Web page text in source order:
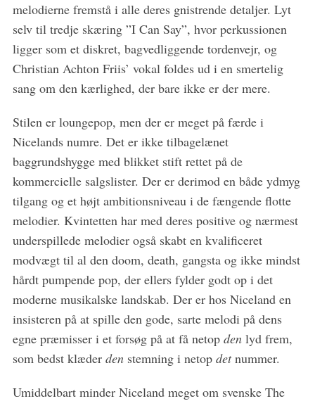
melodierne fremstå i alle deres gnistrende detaljer. Lyt
selv til tredje skæring ”I Can Say”, hvor perkussionen
ligger som et diskret, bagvedliggende tordenvejr, og
Christian Achton Friis’ vokal foldes ud i en smertelig
sang om den kærlighed, der bare ikke er der mere.
Stilen er loungepop, men der er meget på færde i
Nicelands numre. Det er ikke tilbagelænet
baggrundshygge med blikket stift rettet på de
kommercielle salgslister. Der er derimod en både ydmyg
tilgang og et højt ambitionsniveau i de fængende flotte
melodier. Kvintetten har med deres positive og nærmest
underspillede melodier også skabt en kvalificeret
modvægt til al den doom, death, gangsta og ikke mindst
hårdt pumpende pop, der ellers fylder godt op i det
moderne musikalske landskab. Der er hos Niceland en
insisteren på at spille den gode, sarte melodi på dens
egne præmisser i et forsøg på at få netop denlyd frem,
som bedst klæder denstemning i netop detnummer.
Umiddelbart minder Niceland meget om svenske The
r
c
h
r
: